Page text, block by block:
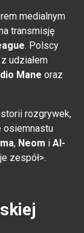
medialnym
transmisję
. Polscy
udziałem
Mane oraz
rozgrywek,
osiemnastu
, Neom i Al-
zespół>.